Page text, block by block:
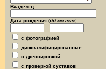
Владелец:
Дата рождения (дд.мм.гггг):
с фотографией
дисквалифицированные
с дрессировкой
с проверкой суставов